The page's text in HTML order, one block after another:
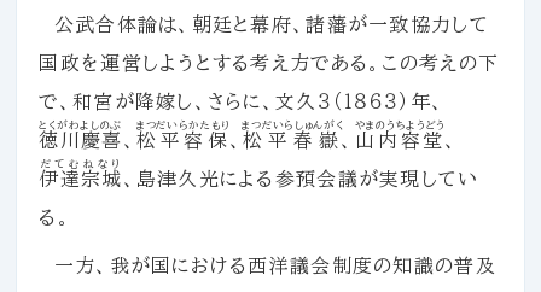
公武合体論は、朝廷と幕府、諸藩が一致協力して
国政を運営しようとする考え方である。この考えの下
で、和宮が降嫁し、さらに、文久３（１８６３）年、
徳川慶喜
とくがわよしのぶ
、 松平容保
まつだいらかたもり
、松平春嶽
まつだいらしゅんがく
、 山内容堂
やまのうちようどう
、
伊達宗城
だてむねなり
、島津久光による参預会議が実現してい
る。
一方、我が国における西洋議会制度の知識の普及